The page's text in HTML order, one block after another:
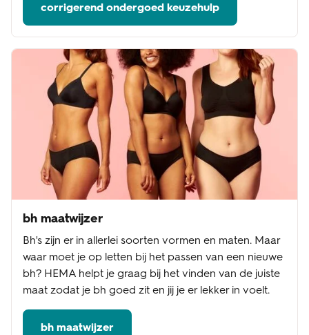
corrigerend ondergoed keuzehulp
bh maatwijzer
Bh's zijn er in allerlei soorten vormen en maten. Maar
waar moet je op letten bij het passen van een nieuwe
bh? HEMA helpt je graag bij het vinden van de juiste
maat zodat je bh goed zit en jij je er lekker in voelt.
bh maatwijzer